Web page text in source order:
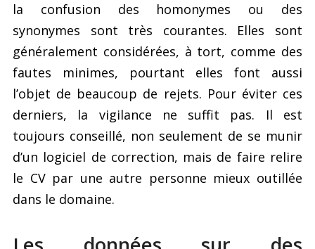
la confusion des homonymes ou des
synonymes sont très courantes. Elles sont
généralement considérées, à tort, comme des
fautes minimes, pourtant elles font aussi
l’objet de beaucoup de rejets. Pour éviter ces
derniers, la vigilance ne suffit pas. Il est
toujours conseillé, non seulement de se munir
d’un logiciel de correction, mais de faire relire
le CV par une autre personne mieux outillée
dans le domaine.